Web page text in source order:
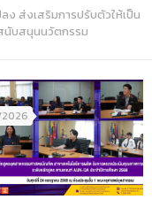
ส่งเสริมการปรับตัวให้เป็น
นับสนุนนวัตกรรม